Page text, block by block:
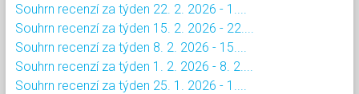
Souhrn recenzí za týden 22. 2. 2026 - 1....
Souhrn recenzí za týden 15. 2. 2026 - 22....
Souhrn recenzí za týden 8. 2. 2026 - 15....
Souhrn recenzí za týden 1. 2. 2026 - 8. 2....
Souhrn recenzí za týden 25. 1. 2026 - 1....